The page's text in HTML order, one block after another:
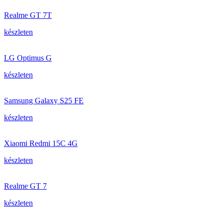
Realme GT 7T
készleten
LG Optimus G
készleten
Samsung Galaxy S25 FE
készleten
Xiaomi Redmi 15C 4G
készleten
Realme GT 7
készleten